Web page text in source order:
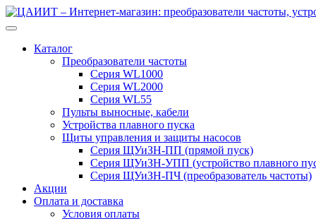
Перейти
к
Перейти
к
Каталог
Преобразователи частоты
Серия WL1000
Серия WL2000
Серия WL55
Пульты выносные, кабели
Устройства плавного пуска
Щиты управления и защиты насосов
Серия ЩУиЗН-ПП (прямой пуск)
Серия ЩУиЗН-УПП (устройство плавного
Серия ЩУиЗН-ПЧ (преобразователь частоты)
Акции
Оплата и доставка
Условия оплаты